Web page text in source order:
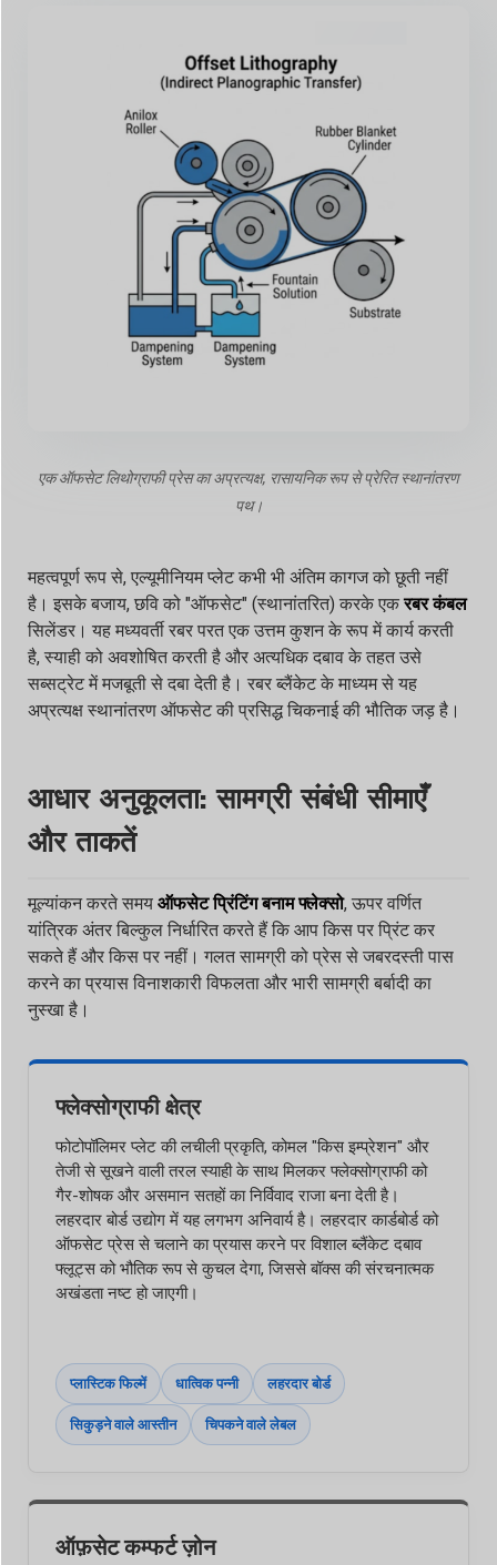
एक ऑफसेट लिथोग्राफी प्रेस का अप्रत्यक्ष, रासायनिक रूप से प्रेरित स्थानांतरण
पथ।
महत्वपूर्ण रूप से, एल्यूमीनियम प्लेट कभी भी अंतिम कागज को छूती नहीं
है। इसके बजाय, छवि को "ऑफसेट" (स्थानांतरित) करके एकरबर कंबल
सिलेंडर। यह मध्यवर्ती रबर परत एक उत्तम कुशन के रूप में कार्य करती
है, स्याही को अवशोषित करती है और अत्यधिक दबाव के तहत उसे
सब्सट्रेट में मजबूती से दबा देती है। रबर ब्लैंकेट के माध्यम से यह
अप्रत्यक्ष स्थानांतरण ऑफसेट की प्रसिद्ध चिकनाई की भौतिक जड़ है।
आधार अनुकूलता: सामग्री संबंधी सीमाएँ
और ताकतें
मूल्यांकन करते समय ऑफसेट प्रिंटिंग बनाम फ्लेक्सो, ऊपर वर्णित
यांत्रिक अंतर बिल्कुल निर्धारित करते हैं कि आप किस पर प्रिंट कर
सकते हैं और किस पर नहीं। गलत सामग्री को प्रेस से जबरदस्ती पास
करने का प्रयास विनाशकारी विफलता और भारी सामग्री बर्बादी का
नुस्खा है।
फ्लेक्सोग्राफी क्षेत्र
फोटोपॉलिमर प्लेट की लचीली प्रकृति, कोमल "किस इम्प्रेशन" और
तेजी से सूखने वाली तरल स्याही के साथ मिलकर फ्लेक्सोग्राफी को
गैर-शोषक और असमान सतहों का निर्विवाद राजा बना देती है।
लहरदार बोर्ड उद्योग में यह लगभग अनिवार्य है। लहरदार कार्डबोर्ड को
ऑफसेट प्रेस से चलाने का प्रयास करने पर विशाल ब्लैंकेट दबाव
फ्लूट्स को भौतिक रूप से कुचल देगा, जिससे बॉक्स की संरचनात्मक
अखंडता नष्ट हो जाएगी।
प्लास्टिक फिल्में धात्विक पन्नी लहरदार बोर्ड
सिकुड़ने वाले आस्तीन चिपकने वाले लेबल
ऑफ़सेट कम्फर्ट ज़ोन